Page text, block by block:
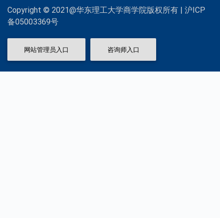
Copyright © 2021@华东理工大学商学院版权所有 | 沪ICP
备05003369号
网站管理员入口 咨询师入口